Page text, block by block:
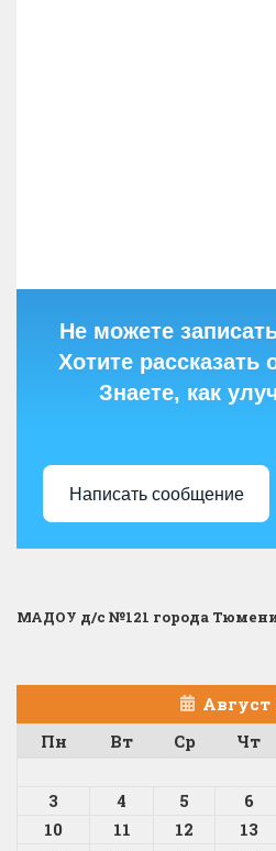
Не можете
Хотите рассказать
Знаете, как
Написать сообщение
МАДОУ д/с №121 города
Август
Пн
Вт Ср Чт
3
4 5 6
10
11 12 13